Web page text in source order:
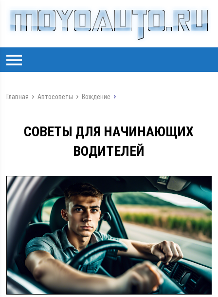
Главная Автосоветы Вождение
СОВЕТЫ ДЛЯ НАЧИНАЮЩИХ
ВОДИТЕЛЕЙ